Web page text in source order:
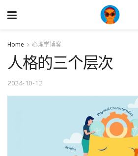
Home 心理学博客
人格的三个层次
2024-10-12